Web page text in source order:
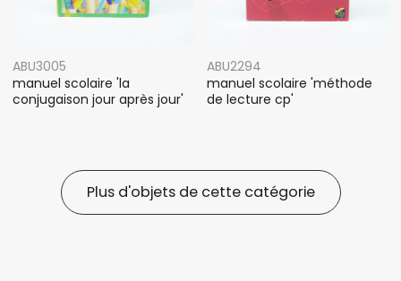
ABU3005
manuel scolaire 'la
conjugaison jour après jour'
ABU2294
manuel scolaire 'méthode
de lecture cp'
Plus d'objets de cette catégorie